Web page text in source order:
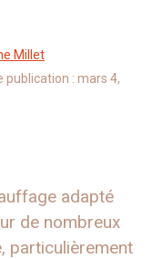
Millet
publication : mars 4,
adapté
de nombreux
particulièrement